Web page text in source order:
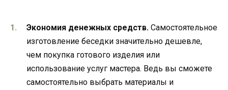
Экономия денежных средств. Самостоятельное
изготовление беседки значительно дешевле,
чем покупка готового изделия или
использование услуг мастера. Ведь вы сможете
самостоятельно выбрать материалы и